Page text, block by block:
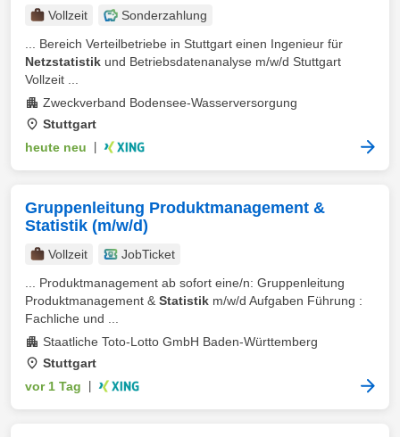
Vollzeit
Sonderzahlung
... Bereich Verteilbetriebe in Stuttgart einen Ingenieur für
Netzstatistik und Betriebsdatenanalyse m/w/d Stuttgart
Vollzeit ...
Zweckverband Bodensee-Wasserversorgung
Stuttgart
heute neu
Gruppenleitung Produktmanagement &
Statistik (m/w/d)
Vollzeit
JobTicket
... Produktmanagement ab sofort eine/n: Gruppenleitung
Produktmanagement & Statistik m/w/d Aufgaben Führung :
Fachliche und ...
Staatliche Toto-Lotto GmbH Baden-Württemberg
Stuttgart
vor 1 Tag